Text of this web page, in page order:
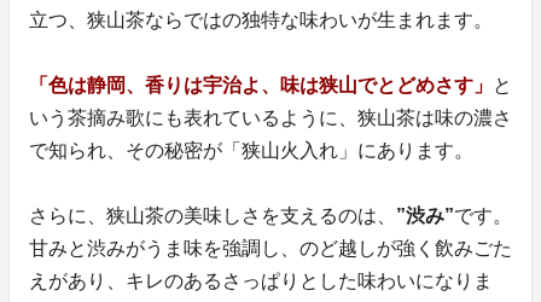
立つ、狭山茶ならではの独特な味わいが生まれます。
「色は静岡、香りは宇治よ、味は狭山でとどめさす」 と
いう茶摘み歌にも表れているように、狭山茶は味の濃さ
で知られ、その秘密が「狭山火入れ」にあります。
さらに、狭山茶の美味しさを支えるのは、 ”渋み”です。
甘みと渋みがうま味を強調し、のど越しが強く飲みごた
えがあり、キレのあるさっぱりとした味わいになりま